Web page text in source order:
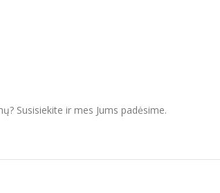
Susisiekite ir mes Jums padėsime.